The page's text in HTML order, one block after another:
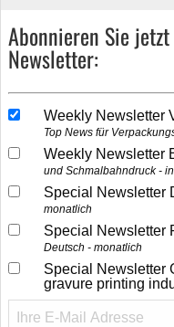
Abonnieren Sie
Newsletter:
Weekly Newsletter
Top News für
Weekly Newsletter
und Schmalbahndruck -
Special Newsletter
monatlich
Special Newsletter
Deutsch - monatlich
Special Newsletter
gravure printing